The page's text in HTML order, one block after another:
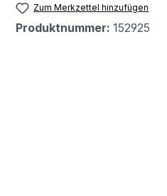
Zum Merkzettel hinzufügen
Produktnummer: 152925